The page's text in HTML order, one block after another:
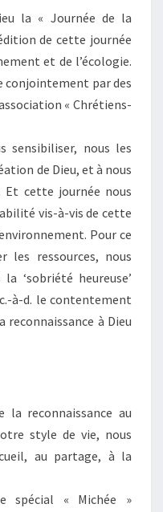
la « Journée de la
de cette journée
et de l’écologie.
conjointement par des
« Chrétiens-
sensibiliser, nous les
de Dieu, et à nous
Et cette journée nous
vis-à-vis de cette
Pour ce
les ressources, nous
‘sobriété heureuse’
à-d. le contentement
reconnaissance à Dieu
la reconnaissance au
style de vie, nous
au partage, à la
spécial « Michée »